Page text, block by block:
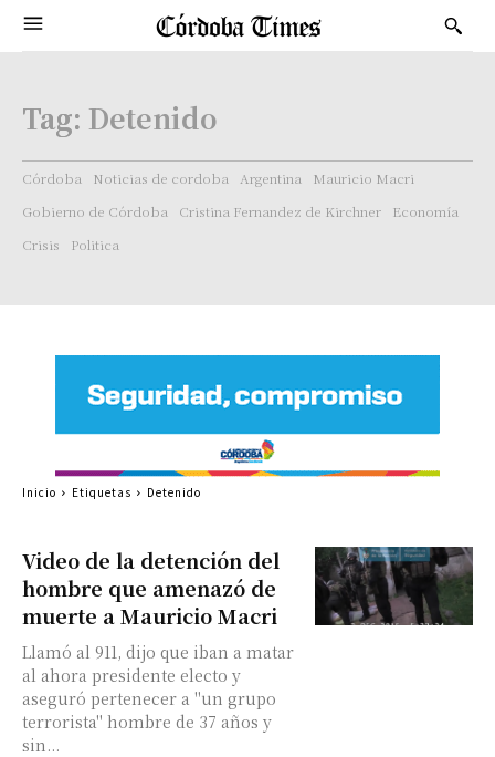
Tag: Detenido
Córdoba Noticias de cordoba Argentina
Mauricio Macri
Gobierno de Córdoba
Cristina Fernandez de Kirchner
Economía
Crisis
Politica
Video de la detención del
hombre que amenazó de
muerte a Mauricio Macri
Llamó al 911, dijo que iban a matar
al ahora presidente electo y
aseguró pertenecer a "un grupo
terrorista" hombre de 37 años y
sin...
Inicio Etiquetas Detenido